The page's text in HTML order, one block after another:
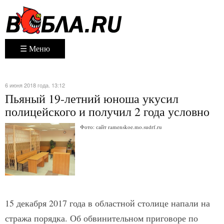
☰ Меню
6 июня 2018 года. 13:12
Пьяный 19-летний юноша укусил
полицейского и получил 2 года условно
Фото: сайт ramenskoe.mo.sudrf.ru
15 декабря 2017 года в областной столице напали на
стража порядка. Об обвинительном приговоре по